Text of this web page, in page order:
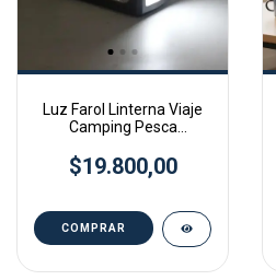
Luz Farol Linterna Viaje
Camping Pesca
$19.800,00